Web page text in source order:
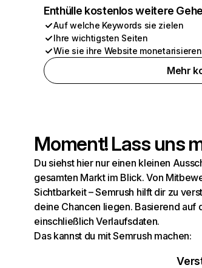
Enthülle kostenlos weitere
Auf welche Keywords sie zielen
Ihre wichtigsten Seiten
Wie sie ihre Website monetarisieren
Mehr
Moment! Lass uns
Du siehst hier nur einen kleinen
gesamten Markt im Blick. Von
Sichtbarkeit – Semrush hilft dir zu
deine Chancen liegen. Basierend
einschließlich Verlaufsdaten.
Das kannst du mit Semrush machen: